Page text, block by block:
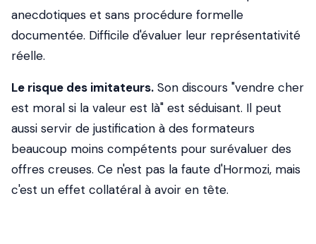
anecdotiques et sans procédure formelle
documentée. Difficile d'évaluer leur représentativité
réelle.
Le risque des imitateurs. Son discours "vendre cher
est moral si la valeur est là" est séduisant. Il peut
aussi servir de justification à des formateurs
beaucoup moins compétents pour surévaluer des
offres creuses. Ce n'est pas la faute d'Hormozi, mais
c'est un effet collatéral à avoir en tête.